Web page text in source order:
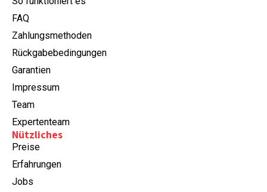
FAQ
Zahlungsmethoden
Rückgabebedingungen
Garantien
Impressum
Team
Expertenteam
Nützliches
Preise
Erfahrungen
Jobs